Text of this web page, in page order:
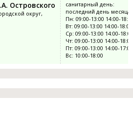
Островского
округ,
санитарный день:
последний день месяца
Пн: 09:00-13:00 14:00-
Вт: 09:00-13:00 14:00-18:00
Ср: 09:00-13:00 14:00-18:00
Чт: 09:00-13:00 14:00-18:00
Пт: 09:00-13:00 14:00-17:00
Вс: 10:00-18:00